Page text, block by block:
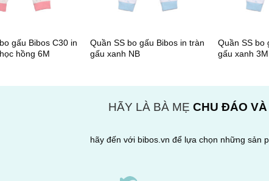
gấu Bibos C30 in
hồng 6M
Quần SS bo gấu Bibos in tràn
gấu xanh NB
Quần SS bo
gấu xanh 3M
HÃY LÀ BÀ MẸ CHU ĐÁO VÀ
hãy đến với bibos.vn để lựa chọn những sản